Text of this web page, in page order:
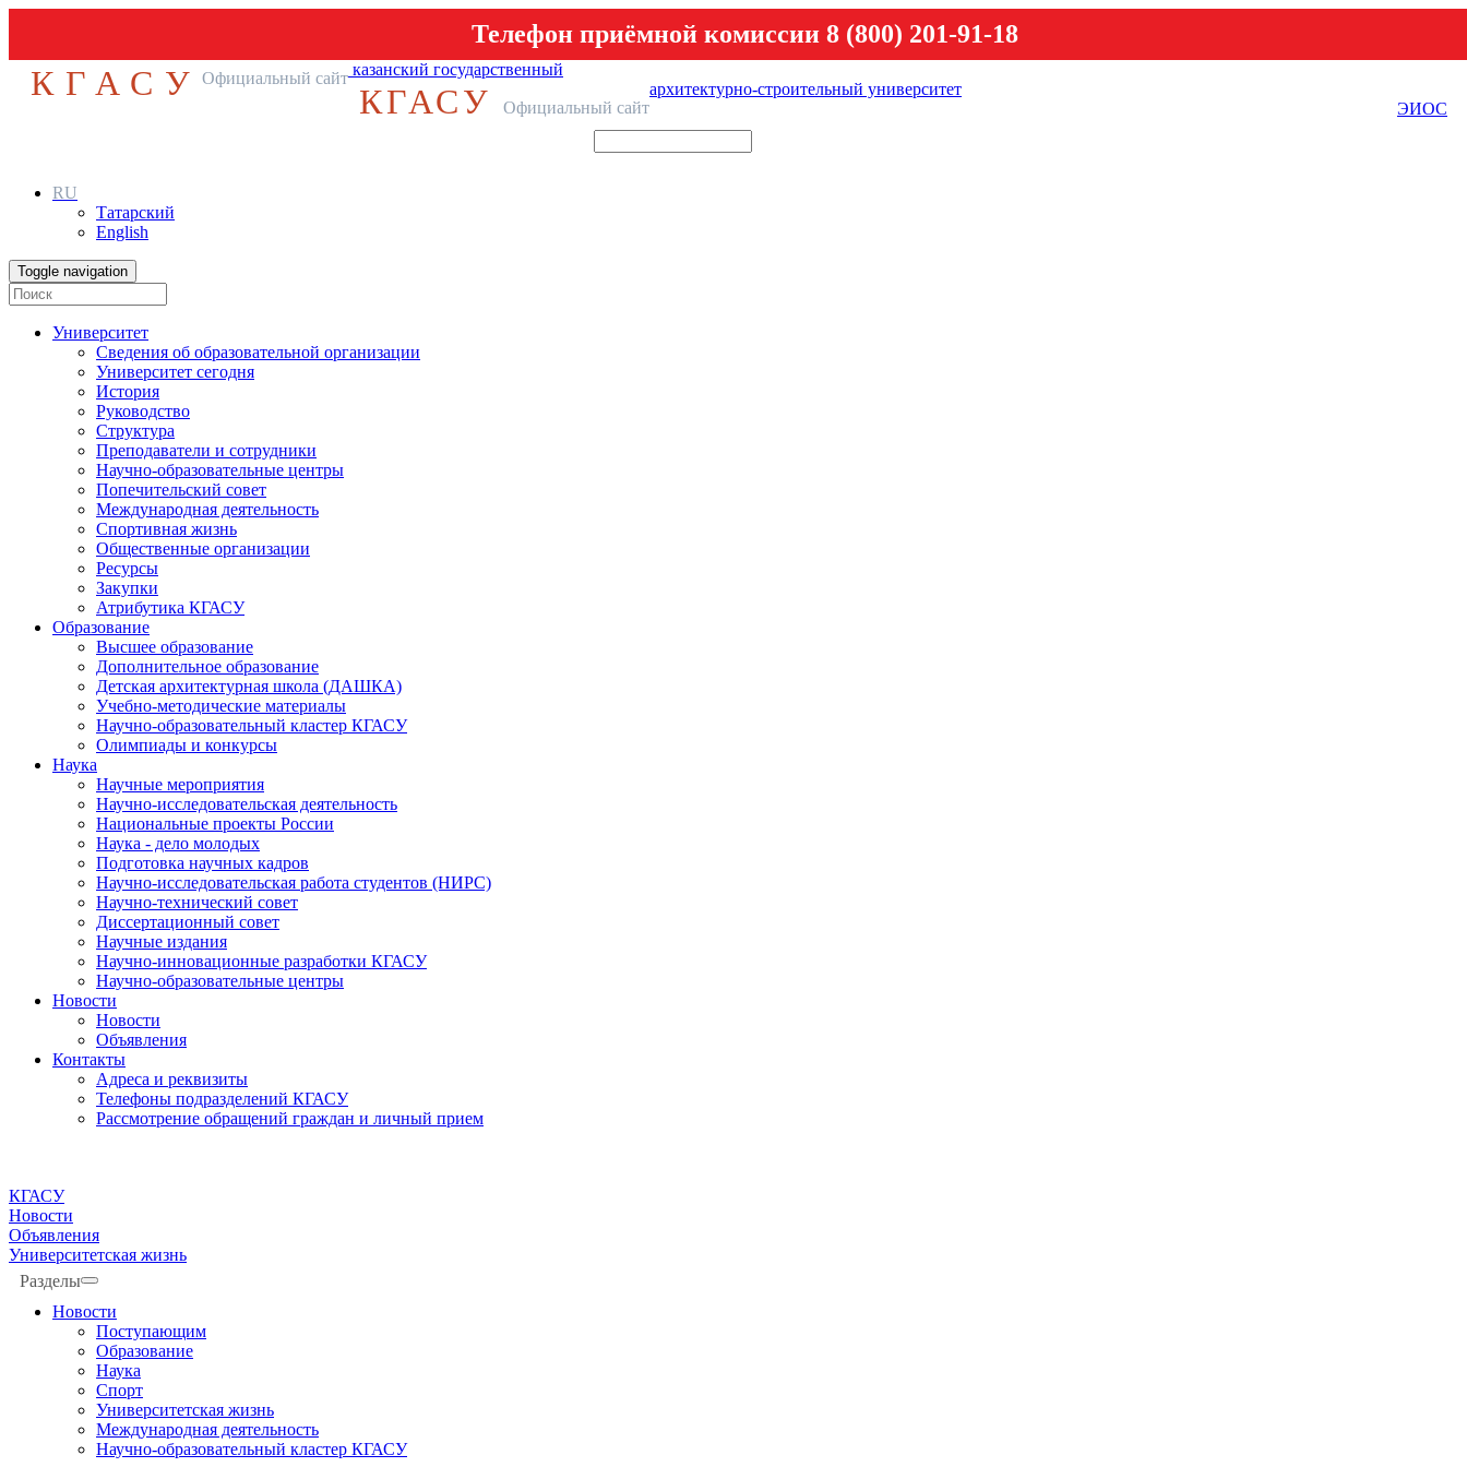
Телефон приёмной комиссии 8 (800) 201-91-18
КГАСУ Официальный сайт казанский государственный
архитектурно-строительный университет
КГАСУ Официальный сайт ЭИОС
RU
Татарский
English
Toggle navigation
Университет
Сведения об образовательной организации
Университет сегодня
История
Руководство
Структура
Преподаватели и сотрудники
Научно-образовательные центры
Попечительский совет
Международная деятельность
Спортивная жизнь
Общественные организации
Ресурсы
Закупки
Атрибутика КГАСУ
Образование
Высшее образование
Дополнительное образование
Детская архитектурная школа (ДАШКА)
Учебно-методические материалы
Научно-образовательный кластер КГАСУ
Олимпиады и конкурсы
Наука
Научные мероприятия
Научно-исследовательская деятельность
Национальные проекты России
Наука - дело молодых
Подготовка научных кадров
Научно-исследовательская работа студентов (НИРС)
Научно-технический совет
Диссертационный совет
Научные издания
Научно-инновационные разработки КГАСУ
Научно-образовательные центры
Новости
Новости
Объявления
Контакты
Адреса и реквизиты
Телефоны подразделений КГАСУ
Рассмотрение обращений граждан и личный прием
КГАСУ
Новости
Объявления
Университетская жизнь
Разделы
Новости
Поступающим
Образование
Наука
Спорт
Университетская жизнь
Международная деятельность
Научно-образовательный кластер КГАСУ